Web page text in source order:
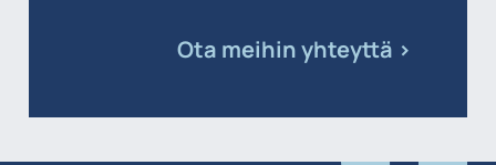
Ota meihin yhteyttä >